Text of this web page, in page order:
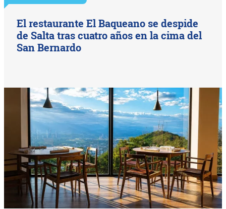
El restaurante El Baqueano se despide
de Salta tras cuatro años en la cima del
San Bernardo